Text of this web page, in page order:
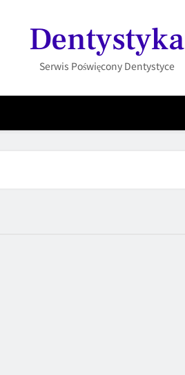
Dentystyka
Serwis Poświęcony Dentystyce